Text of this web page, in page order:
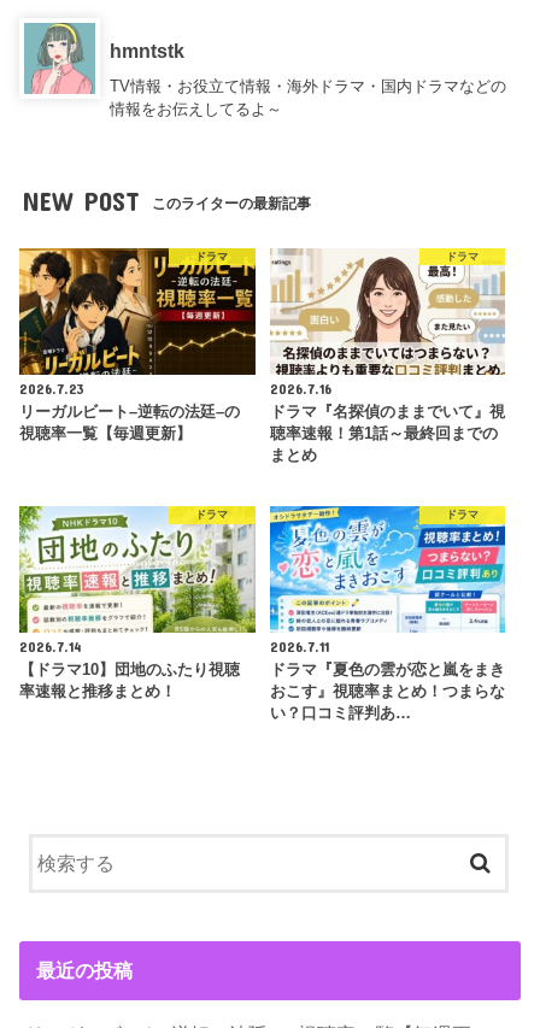
hmntstk
TV情報・お役立て情報・海外ドラマ・国内ドラマなどの
情報をお伝えしてるよ～
NEW POST このライターの最新記事
ドラマ
2026.7.23
リーガルビート–逆転の法廷–の
視聴率一覧【毎週更新】
ドラマ
2026.7.16
ドラマ『名探偵のままでいて』視
聴率速報！第1話～最終回までの
まとめ
ドラマ
2026.7.14
【ドラマ10】団地のふたり視聴
率速報と推移まとめ！
ドラマ
2026.7.11
ドラマ『夏色の雲が恋と嵐をまき
おこす』視聴率まとめ！つまらな
い？口コミ評判あ…
最近の投稿